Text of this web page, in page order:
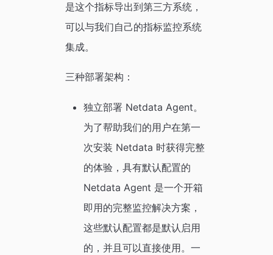
是这个指标导出到第三方系统，
可以与我们自己的指标监控系统
集成。
三种部署架构：
独立部署 Netdata Agent。
为了帮助我们的用户在第一
次安装 Netdata 时获得完整
的体验，具有默认配置的
Netdata Agent 是一个开箱
即用的完整监控解决方案，
这些默认配置都是默认启用
的，并且可以直接使用。一